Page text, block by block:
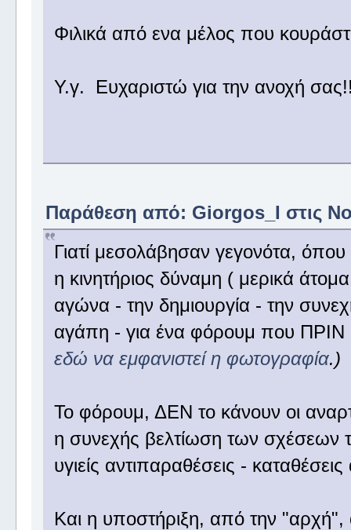
Φιλικά από ενα μέλος που
Υ.γ. Ευχαριστώ για την ανοχή
Παράθεση από: Giorgos_I στις
Γιατί μεσολάβησαν γεγονότα,
η κινητήριος δύναμη ( μερικά
αγώνα - την δημιουργία - την
αγάπη - για ένα φόρουμ που
εδώ να εμφανιστεί η φωτογραφία.)
Το φόρουμ, ΔΕΝ το κάνουν οι
η συνεχής βελτίωση των σχέσεων
υγιείς αντιπαραθέσεις -
Και η υποστήριξη, από την